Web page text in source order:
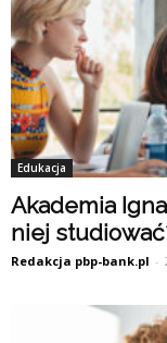
Edukacja
Akademia
niej
Redakcja pbp-bank.pl -